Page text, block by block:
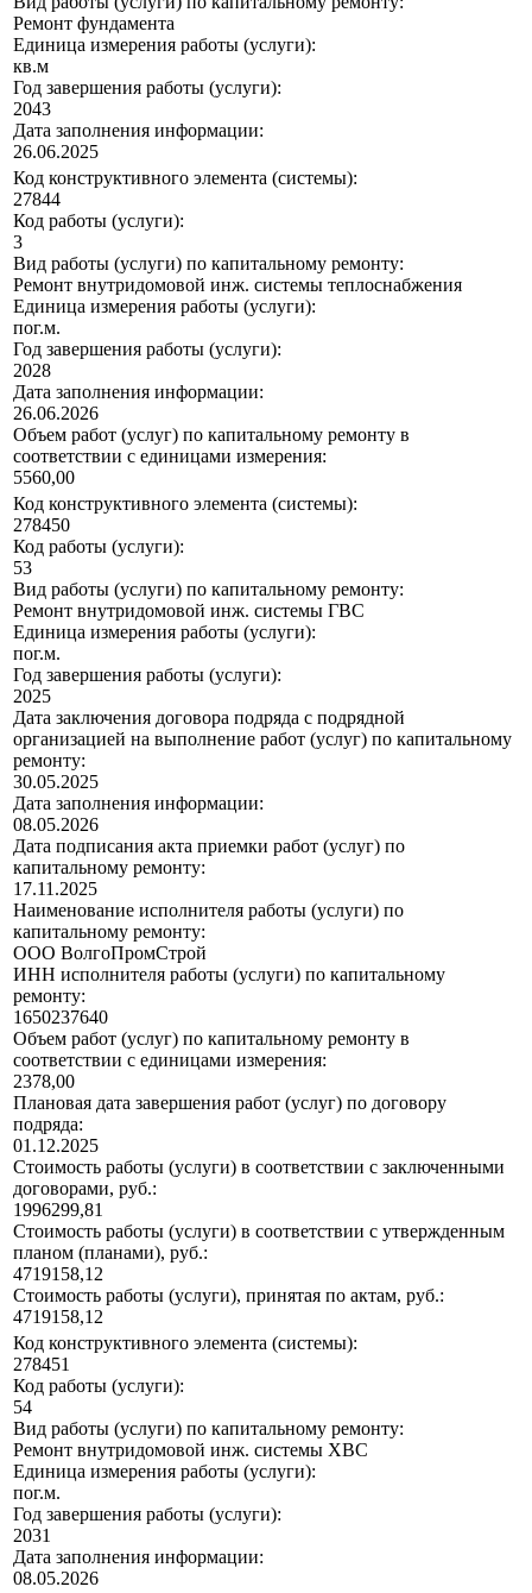
Ремонт фундамента
Единица измерения работы (услуги):
кв.м
Год завершения работы (услуги):
2043
Дата заполнения информации:
26.06.2025
Код конструктивного элемента (системы):
27844
Код работы (услуги):
3
Вид работы (услуги) по капитальному ремонту:
Ремонт внутридомовой инж. системы теплоснабжения
Единица измерения работы (услуги):
пог.м.
Год завершения работы (услуги):
2028
Дата заполнения информации:
26.06.2026
Объем работ (услуг) по капитальному ремонту в
соответствии с единицами измерения:
5560,00
Код конструктивного элемента (системы):
278450
Код работы (услуги):
53
Вид работы (услуги) по капитальному ремонту:
Ремонт внутридомовой инж. системы ГВС
Единица измерения работы (услуги):
пог.м.
Год завершения работы (услуги):
2025
Дата заключения договора подряда с подрядной
организацией на выполнение работ (услуг) по капитальному
ремонту:
30.05.2025
Дата заполнения информации:
08.05.2026
Дата подписания акта приемки работ (услуг) по
капитальному ремонту:
17.11.2025
Наименование исполнителя работы (услуги) по
капитальному ремонту:
ООО ВолгоПромСтрой
ИНН исполнителя работы (услуги) по капитальному
ремонту:
1650237640
Объем работ (услуг) по капитальному ремонту в
соответствии с единицами измерения:
2378,00
Плановая дата завершения работ (услуг) по договору
подряда:
01.12.2025
Стоимость работы (услуги) в соответствии с заключенными
договорами, руб.:
1996299,81
Стоимость работы (услуги) в соответствии с утвержденным
планом (планами), руб.:
4719158,12
Стоимость работы (услуги), принятая по актам, руб.:
4719158,12
Код конструктивного элемента (системы):
278451
Код работы (услуги):
54
Вид работы (услуги) по капитальному ремонту:
Ремонт внутридомовой инж. системы ХВС
Единица измерения работы (услуги):
пог.м.
Год завершения работы (услуги):
2031
Дата заполнения информации:
08.05.2026